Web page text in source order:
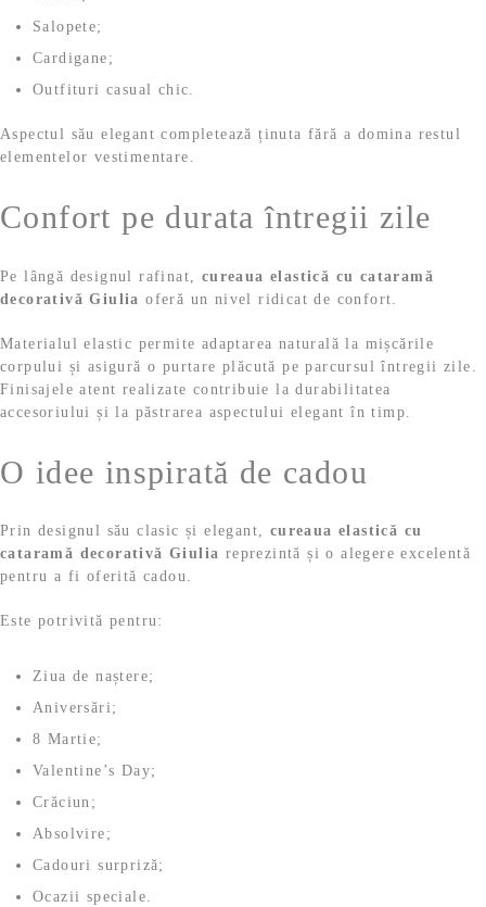
Salopete;
Cardigane;
Outfituri casual chic.
Aspectul său elegant completează ținuta fără a domina restul
elementelor vestimentare.
Confort pe durata întregii zile
Pe lângă designul rafinat, cureaua elastică cu cataramă
decorativă Giulia oferă un nivel ridicat de confort.
Materialul elastic permite adaptarea naturală la mișcările
corpului și asigură o purtare plăcută pe parcursul întregii zile.
Finisajele atent realizate contribuie la durabilitatea
accesoriului și la păstrarea aspectului elegant în timp.
O idee inspirată de cadou
Prin designul său clasic și elegant, cureaua elastică cu
cataramă decorativă Giulia reprezintă și o alegere excelentă
pentru a fi oferită cadou.
Este potrivită pentru:
Ziua de naștere;
Aniversări;
8 Martie;
Valentine’s Day;
Crăciun;
Absolvire;
Cadouri surpriză;
Ocazii speciale.